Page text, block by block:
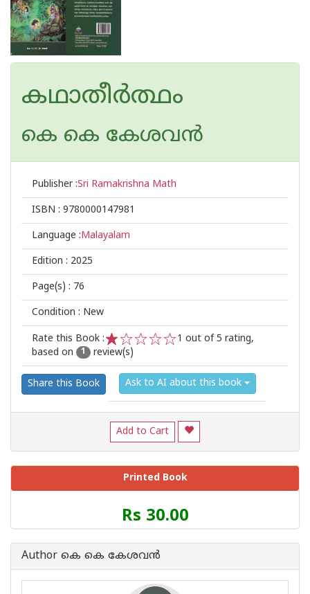
കഥാതീർത്ഥം
കെ കെ കേശവന്‍
Publisher :Sri Ramakrishna Math
ISBN : 9780000147981
Language :Malayalam
Edition : 2025
Page(s) : 76
Condition : New
Rate this Book :
2
1
1 out of 5 rating,
based on
1 review(s)
Share this Book Ask to AI about this book
Add to Cart
Printed Book
Price
of
Book
Rs 30.00
Author കെ കെ കേശവന്‍